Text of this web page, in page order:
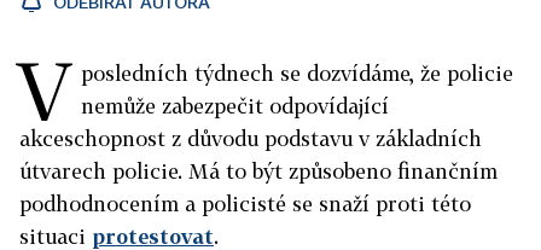
V posledních týdnech se dozvídáme, že policie
nemůže zabezpečit odpovídající
akceschopnost z důvodu podstavu v základních
útvarech policie. Má to být způsobeno finančním
podhodnocením a policisté se snaží proti této
situaci protestovat.